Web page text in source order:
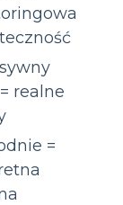
realne
=